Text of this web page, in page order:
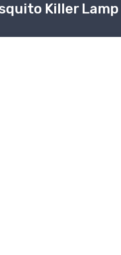
Killer Lamp